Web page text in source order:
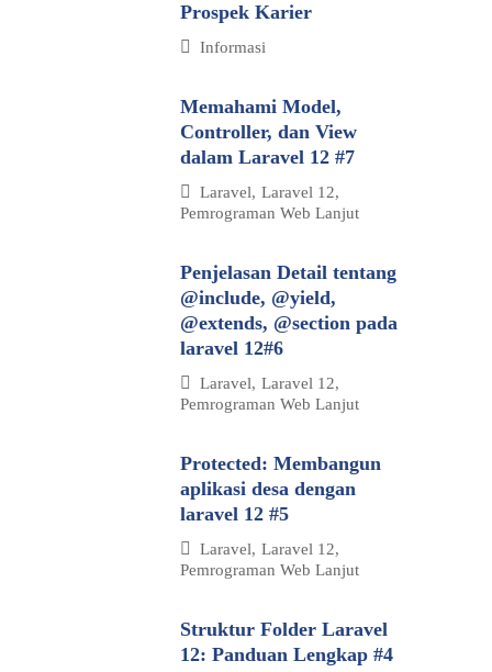
Prospek Karier
Informasi
Memahami Model,
Controller, dan View
dalam Laravel 12 #7
Laravel, Laravel 12,
Pemrograman Web Lanjut
Penjelasan Detail tentang
@include, @yield,
@extends, @section pada
laravel 12#6
Laravel, Laravel 12,
Pemrograman Web Lanjut
Protected: Membangun
aplikasi desa dengan
laravel 12 #5
Laravel, Laravel 12,
Pemrograman Web Lanjut
Struktur Folder Laravel
12: Panduan Lengkap #4